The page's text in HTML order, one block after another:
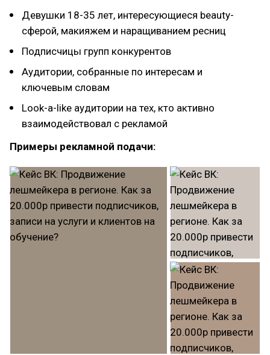
Девушки 18-35 лет, интересующиеся beauty-
сферой, макияжем и наращиванием ресниц
Подписчицы групп конкурентов
Аудитории, собранные по интересам и
ключевым словам
Look-a-like аудитории на тех, кто активно
взаимодействовал с рекламой
Примеры рекламной подачи: